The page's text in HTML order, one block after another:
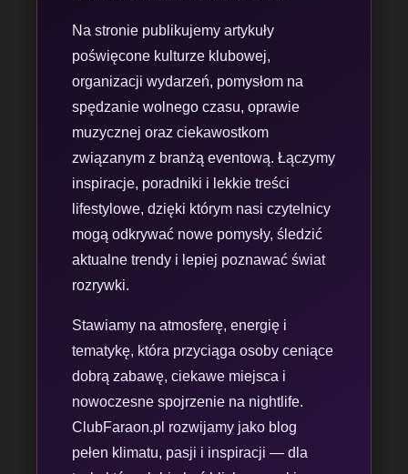
Na stronie publikujemy artykuły
poświęcone kulturze klubowej,
organizacji wydarzeń, pomysłom na
spędzanie wolnego czasu, oprawie
muzycznej oraz ciekawostkom
związanym z branżą eventową. Łączymy
inspiracje, poradniki i lekkie treści
lifestylowe, dzięki którym nasi czytelnicy
mogą odkrywać nowe pomysły, śledzić
aktualne trendy i lepiej poznawać świat
rozrywki.
Stawiamy na atmosferę, energię i
tematykę, która przyciąga osoby ceniące
dobrą zabawę, ciekawe miejsca i
nowoczesne spojrzenie na nightlife.
ClubFaraon.pl rozwijamy jako blog
pełen klimatu, pasji i inspiracji — dla